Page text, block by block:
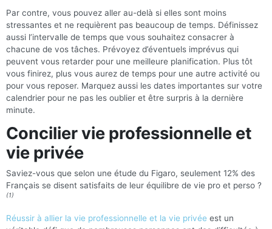
Par contre, vous pouvez aller au-delà si elles sont moins
stressantes et ne requièrent pas beaucoup de temps. Définissez
aussi l’intervalle de temps que vous souhaitez consacrer à
chacune de vos tâches. Prévoyez d’éventuels imprévus qui
peuvent vous retarder pour une meilleure planification. Plus tôt
vous finirez, plus vous aurez de temps pour une autre activité ou
pour vous reposer. Marquez aussi les dates importantes sur votre
calendrier pour ne pas les oublier et être surpris à la dernière
minute.
Concilier vie professionnelle et
vie privée
Saviez-vous que selon une étude du Figaro, seulement 12% des
Français se disent satisfaits de leur équilibre de vie pro et perso ?
(1)
Réussir à allier la vie professionnelle et la vie privée est un